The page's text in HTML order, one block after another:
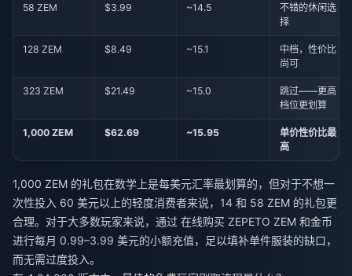
58 ZEM $3.99 ~14.5
不错的休闲选
择
128 ZEM $8.49 ~15.1
中档，性价比
尚可
323 ZEM $21.49 ~15.0
跳过——更高
档位更划算
1,000 ZEM $62.69 ~15.95
单价性价比最
高
1,000 ZEM 的礼包在数学上是每美元汇率最划算的，但对于不想一
次性投入 60 美元以上的轻度消费者来说，14 和 58 ZEM 的礼包更
合理。对于大多数玩家来说，通过 在线购买 ZEPETO ZEM 和金币
进行每月 0.99–3.99 美元的小额充值，足以填补单件服装的缺口，
而无需过度投入。